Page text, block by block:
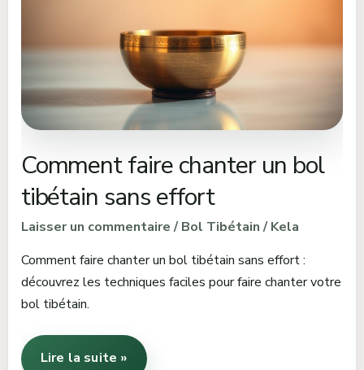
Comment faire chanter un bol
tibétain sans effort
Laisser un commentaire /Bol Tibétain/Kela
Comment faire chanter un bol tibétain sans effort :
découvrez les techniques faciles pour faire chanter votre
bol tibétain.
sans
effort
Lire la suite »